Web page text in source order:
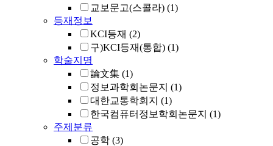
교보문고(스콜라) (1)
등재정보
KCI등재 (2)
구)KCI등재(통합) (1)
학술지명
論文集 (1)
정보과학회논문지 (1)
대한교통학회지 (1)
한국컴퓨터정보학회논문지 (1)
주제분류
공학 (3)